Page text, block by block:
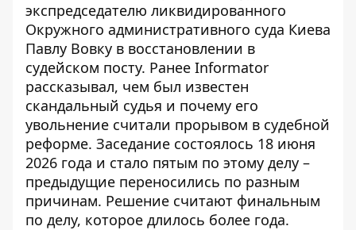
экспредседателю ликвидированного
Окружного административного суда Киева
Павлу Вовку в восстановлении в
судейском посту. Ранее Informator
рассказывал, чем был известен
скандальный судья и почему его
увольнение считали прорывом в судебной
реформе. Заседание состоялось 18 июня
2026 года и стало пятым по этому делу –
предыдущие переносились по разным
причинам. Решение считают финальным
по делу, которое длилось более года.